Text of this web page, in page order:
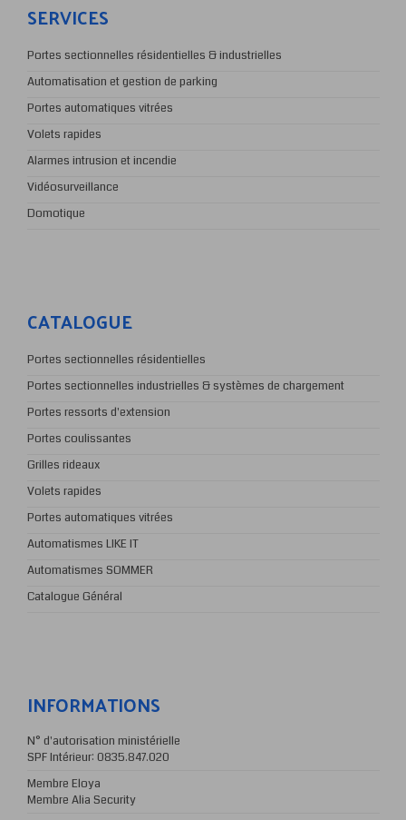
Portes sectionnelles résidentielles & industrielles
Automatisation et gestion de parking
Portes automatiques vitrées
Volets rapides
Alarmes intrusion et incendie
Vidéosurveillance
Domotique
Portes sectionnelles résidentielles
Portes sectionnelles industrielles & systèmes de chargement
Portes ressorts d'extension
Portes coulissantes
Grilles rideaux
Volets rapides
Portes automatiques vitrées
Automatismes LIKE IT
Automatismes SOMMER
Catalogue Général
N° d'autorisation ministérielle
Membre Eloya
Bvd Fosse Crahay, 260/0001